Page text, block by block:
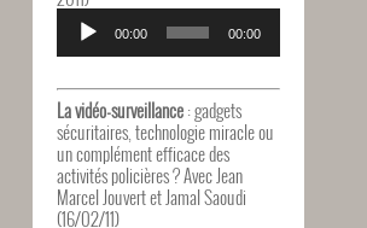
Lecteur
audio
00:00 00:00
La vidéo-surveillance: gadgets
sécuritaires, technologie miracle ou
un complément efficace des
activités policières ? Avec Jean
Marcel Jouvert et Jamal Saoudi
(16/02/11)